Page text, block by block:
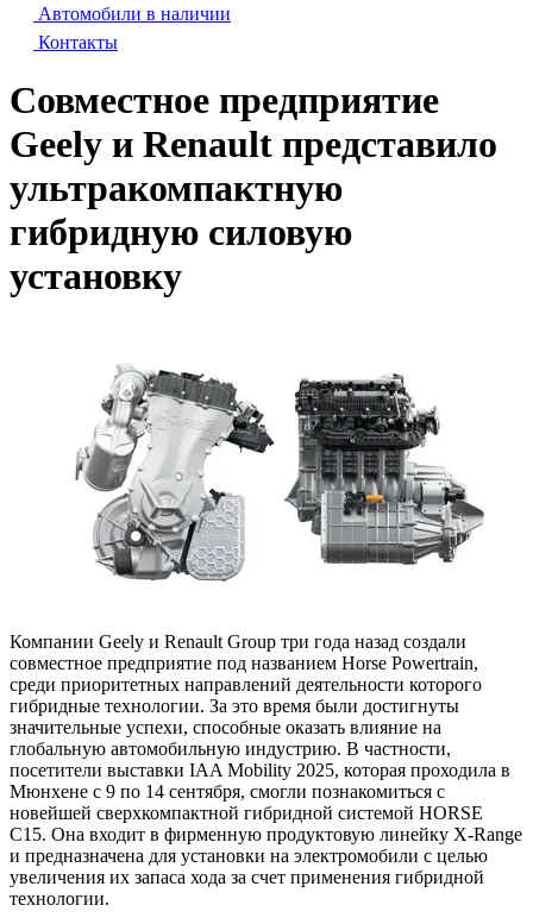
Автомобили в наличии
Контакты
Совместное предприятие
Geely и Renault представило
ультракомпактную
гибридную силовую
установку
Компании Geely и Renault Group три года назад создали
совместное предприятие под названием Horse Powertrain,
среди приоритетных направлений деятельности которого
гибридные технологии. За это время были достигнуты
значительные успехи, способные оказать влияние на
глобальную автомобильную индустрию. В частности,
посетители выставки IAA Mobility 2025, которая проходила в
Мюнхене с 9 по 14 сентября, смогли познакомиться с
новейшей сверхкомпактной гибридной системой HORSE
C15. Она входит в фирменную продуктовую линейку X-Range
и предназначена для установки на электромобили с целью
увеличения их запаса хода за счет применения гибридной
технологии.